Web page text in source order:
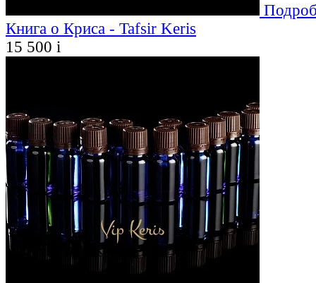
Книга о Криса - Tafsir Keris
15 500 i